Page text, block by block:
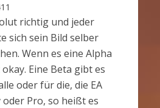
richtig und jeder
sich sein Bild selber
Wenn es eine Alpha
Eine Beta gibt es
oder für die, die EA
oder Pro, so heißt es